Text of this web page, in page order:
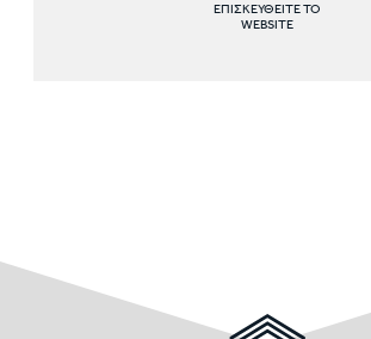
ΕΠΙΣΚΕΥΘΕΙΤΕ ΤΟ
WEBSITE